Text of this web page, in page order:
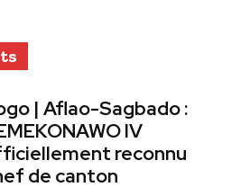
| Aflao-Sagbado :
IV
reconnu
de canton